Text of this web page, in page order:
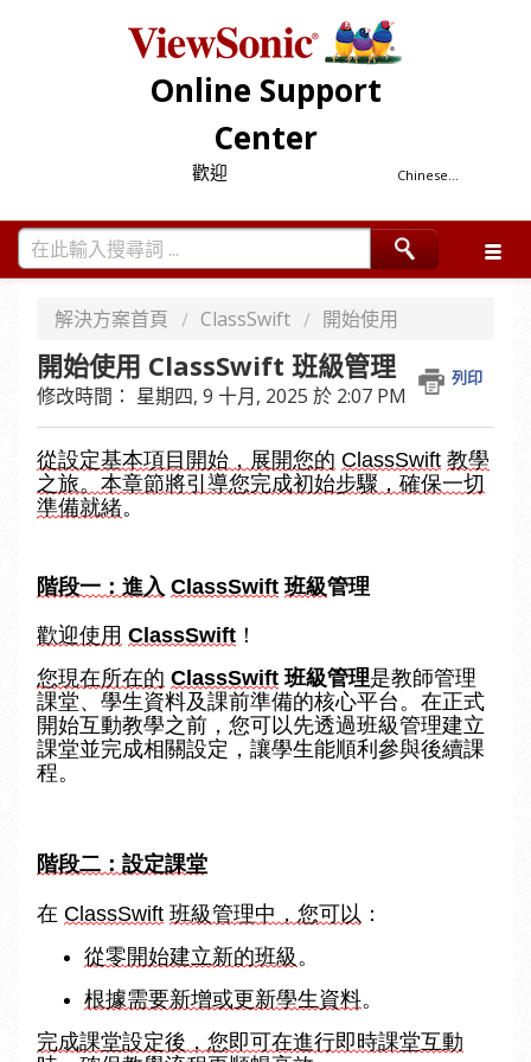
Online Support
Center
Chinese...
歡迎
解決方案首頁 ClassSwift 開始使用
開始使用 ClassSwift 班級管理 列印
修改時間： 星期四, 9 十月, 2025 於 2:07 PM
從設定基本項目開始，展開您的 ClassSwift 教學
之旅。本章節將引導您完成初始步驟，確保一切
準備就緒。
階段一：進入 ClassSwift 班級管理
歡迎使用 ClassSwift ！
您現在所在的 ClassSwift 班級管理是教師管理
課堂、學生資料及課前準備的核心平台。在正式
開始互動教學之前，您可以先透過班級管理建立
課堂並完成相關設定，讓學生能順利參與後續課
程。
階段二：設定課堂
在 ClassSwift 班級管理中，您可以 ：
從零開始建立新的班級 。
根據需要新增或更新學生資料。
完成課堂設定後，您即可在進行即時課堂互動